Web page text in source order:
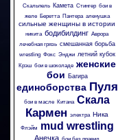
Скальпель Камета Стингер бои в
желе
Беретта Пантера аленушка
сильные женщины в истории
никита бодибилдинг Аврора
лечебная грязь смешанная борьба
wrestling Фокс Энджи летний кубок
Крэш бои в шоколаде женские
бои Багира
единоборства Пуля
бои в масле Китана Скала
Кармен электра Ника
Флэйм mud wrestling
Анечка